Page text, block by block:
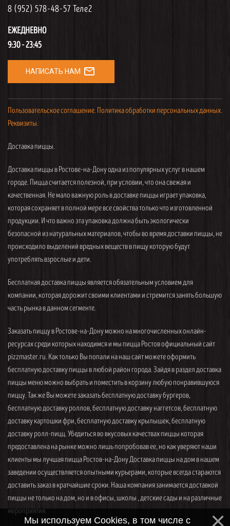
8 (952) 578-48-57 Теле2
ЕЖЕДНЕВНО
9:30 - 23:45
НАПИСАТЬ НАМ mail_outline
Пользовательское соглашение. Политика обработки персональных данных.
Реквизиты.
Доставка пиццы.
Доставка пиццы в Ростове-на-Дону одна из популярных услуг в нашем
городе. Пицца считается полезной, при условии, что она свежая и
качественная. Не мало важную роль в доставке пиццы играет упаковка,
которая сохраняет в полной мере все свойства только что изготовленной
продукции. И что важно эта упаковка должна быть экологически
безопасной из натуральных материалов, чтобы во время доставки пиццы, не
происходило выделений вредных веществ в пищу которую будут
употреблять взрослые и дети.
Бесплатная доставка пиццы является обязательным условием для
компании, которая дорожит своими клиентами и стремится занять большую
часть рынка в данном сегменте.
Заказать пиццу в Ростове-на-Дону можно на многочисленных онлайн-
ресурсах среди которых находимся и мы пицца Ростов официальный сайт
pizzmaster.ru. Как только Вы попали на наш сайт можете оформить
бесплатную доставку пиццы в любой район города. Зайдя в раздел доставка
пиццы меню можно выбрать и поместить в корзину любую понравившуюся
пиццу. Так же Вы можете заказать бесплатную доставку бургеров,
бесплатную доставку роллов, бесплатную доставку наггетсов, бесплатную
доставку картошки фри, бесплатную доставку крылышек, бесплатную
доставку ролл-пицц. Убедиться во вкусовых качествах пиццы которая
предоставлена на рынке можно лишь попробовав ее, но как уверяют наши
клиенты мы лучшая пицца Ростов-на-Дону Доставка пиццы на дом в нашем
заведении осуществляется опытными курьерами, которые всегда стараются
доставить заказ в кратчайшие сроки. Наша компания занимается доставкой
пиццы не только на дом, но и в офисы, школы , детские сады и на различные
мероприятия.
Мы используем Cookies, в том числе с